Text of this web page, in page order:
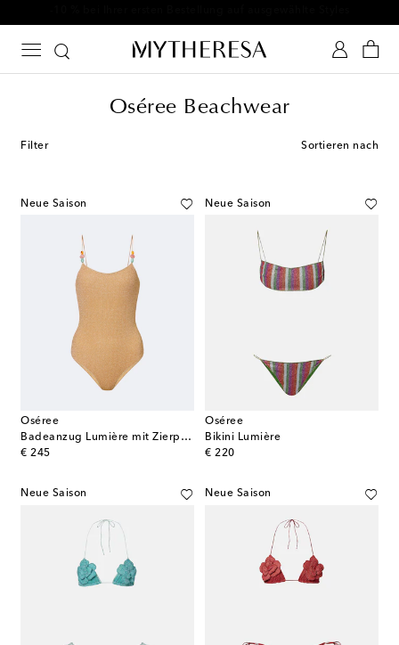
Oséree Beachwear
Filter Sortieren nach
Neue Saison
Oséree
Badeanzug Lumière mit Zierperlen
€ 245
original price
Neue Saison
Oséree
Bikini Lumière
€ 220
original price
Neue Saison Neue Saison